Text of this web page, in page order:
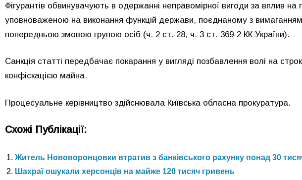
Фігурантів обвинувачують в одержанні неправомірної вигоди за вплив
уповноваженою на виконання функцій держави, поєднаному з
попередньою змовою групою осіб (ч. 2 ст. 28, ч. 3 ст. 369-2 КК України).
Санкція статті передбачає покарання у вигляді позбавлення волі на строк
конфіскацією майна.
Процесуальне керівництво здійснювала Київська обласна прокуратура.
Схожі Публікації:
Житель Нововоронцовки втратив з банківського рахунку понад 30
Шахраї ошукали херсонців на майже 120 тисяч гривень